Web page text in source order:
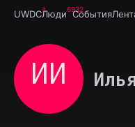
UWDCЛюди6932
События
ИИ